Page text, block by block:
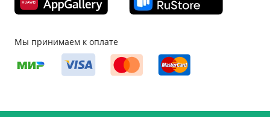
Мы принимаем к оплате